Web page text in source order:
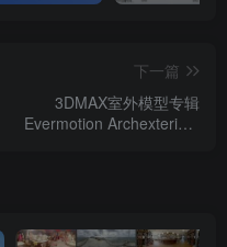
下一篇
3DMAX室外模型专辑
Evermotion Archexteriors